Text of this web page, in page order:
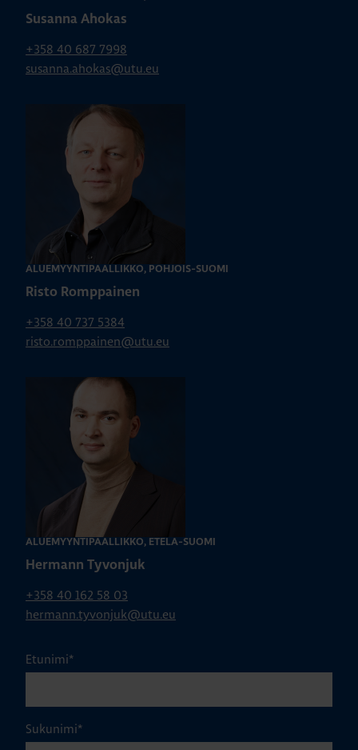
Susanna Ahokas
+358 40 687 7998
susanna.ahokas@utu.eu
ALUEMYYNTIPÄÄLLIKKÖ, POHJOIS-SUOMI
Risto Romppainen
+358 40 737 5384
risto.romppainen@utu.eu
ALUEMYYNTIPÄÄLLIKKÖ, ETELÄ-SUOMI
Hermann Tyvonjuk
+358 40 162 58 03
hermann.tyvonjuk@utu.eu
Etunimi*
Sukunimi*